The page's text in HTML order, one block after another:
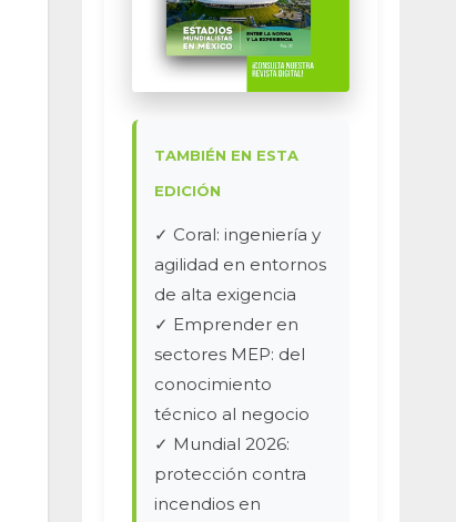
TAMBIÉN EN ESTA
EDICIÓN
✓ Coral: ingeniería y
agilidad en entornos
de alta exigencia
✓ Emprender en
sectores MEP: del
conocimiento
técnico al negocio
✓ Mundial 2026:
protección contra
incendios en